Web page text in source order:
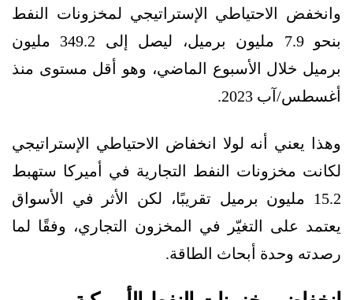
وانخفض الاحتياطي الإستراتيجي لمخزونات النفط
بنحو 7.9 مليون برميل، ليصل إلى 349.2 مليون
برميل خلال الأسبوع الماضي، وهو أقل مستوى منذ
أغسطس/آب 2023.
وهذا يعني أنه لولا انخفاض الاحتياطي الإستراتيجي
لكانت مخزونات النفط التجارية في أميركا ستهبط
15.2 مليون برميل تقريبًا، لكن الأثر في الأسواق
يعتمد على التغيّر في المخزون التجاري، وفقًا لما
رصدته وحدة أبحاث الطاقة.